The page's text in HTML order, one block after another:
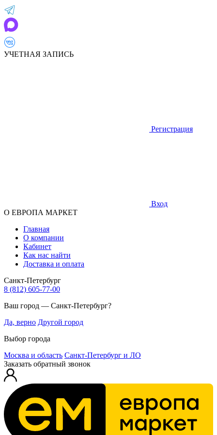
УЧЕТНАЯ ЗАПИСЬ
Регистрация
Вход
О ЕВРОПА МАРКЕТ
Главная
О компании
Кабинет
Как нас найти
Доставка и оплата
Санкт-Петербург
8 (812) 605-77-00
Ваш город — Санкт-Петербург?
Да, верно Другой город
Выбор города
Москва и область Санкт-Петербург и ЛО
Заказать обратный звонок